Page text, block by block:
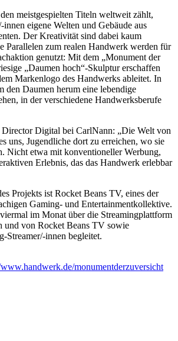
meistgespielten Titeln weltweit zählt,
innen eigene Welten und Gebäude aus
Der Kreativität sind dabei kaum
Parallelen zum realen Handwerk werden für
genutzt: Mit dem „Monument der
„Daumen hoch“-Skulptur erschaffen
Markenlogo des Handwerks ableitet. In
den Daumen herum eine lebendige
in der verschiedene Handwerksberufe
Digital bei CarlNann: „Die Welt von
uns, Jugendliche dort zu erreichen, wo sie
Nicht etwa mit konventioneller Werbung,
Erlebnis, das das Handwerk erlebbar
Projekts ist Rocket Beans TV, eines der
Gaming- und Entertainmentkollektive.
im Monat über die Streamingplattform
und von Rocket Beans TV sowie
Streamer/-innen begleitet.
monumentderzuversicht